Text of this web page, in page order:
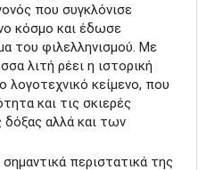
που συγκλόνισε
κόσμο και έδωσε
του φιλελληνισμού. Με
λιτή ρέει η ιστορική
λογοτεχνικό κείμενο, που
και τις σκιερές
αλλά και των
περιστατικά της